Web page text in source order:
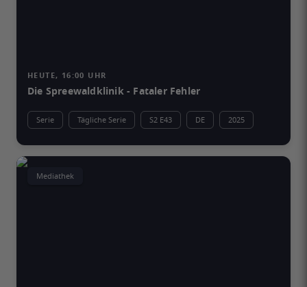
HEUTE, 16:00 UHR
Die Spreewaldklinik - Fataler Fehler
Serie Tägliche Serie S2 E43 DE 2025
Mediathek